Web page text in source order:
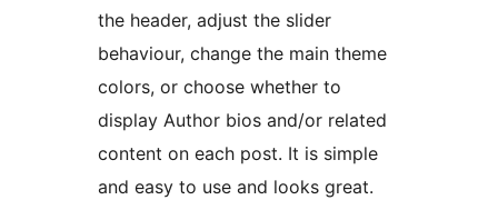
the header, adjust the slider
behaviour, change the main theme
colors, or choose whether to
display Author bios and/or related
content on each post. It is simple
and easy to use and looks great.